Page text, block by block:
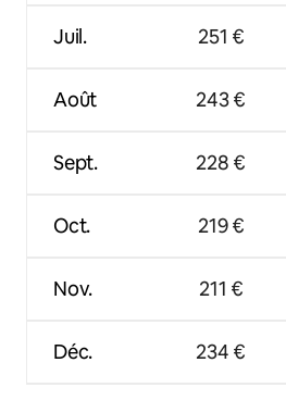
Juil.
Août
Sept.
Oct.
Nov.
Déc.
251 €
243 €
228 €
219 €
211 €
234 €